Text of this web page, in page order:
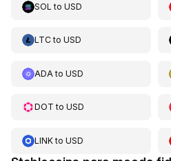
SOL to USD
LTCto USD
ADA to USD
DOT to USD
LINKto USD